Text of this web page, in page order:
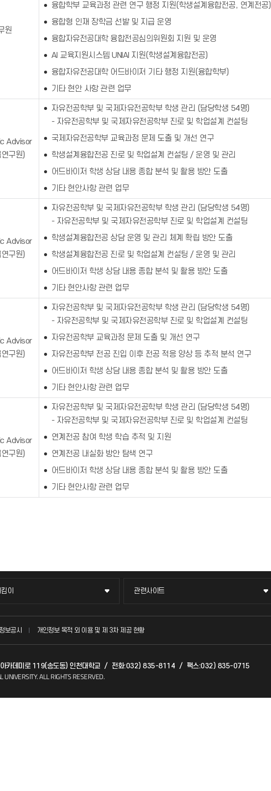
원
융합학부 교육과정 관련 연구 행정 지원(학생설계융합전공, 연계전공)
융합형 인재 장학금 선발 및 지급 운영
융합자유전공대학 융합전공심의위원회 지원 및 운영
AI 교육지원시스템 UNIAI 지원(학생설계융합전공)
융합자유전공대학 어드바이저 기타 행정 지원(융합학부)
기타 현안 사항 관련 업무
Advisor
구원)
자유전공학부 및 국제자유전공학부 학생 관리 (담당학생 54명)
- 자유전공학부 및 국제자유전공학부 진로 및 학업설계 컨설팅
국제자유전공학부 교육과정 문제 도출 및 개선 연구
학생설계융합전공 진로 및 학업설계 컨설팅 / 운영 및 관리
어드바이저 학생 상담 내용 종합 분석 및 활용 방안 도출
기타 현안사항 관련 업무
Advisor
구원)
자유전공학부 및 국제자유전공학부 학생 관리 (담당학생 54명)
- 자유전공학부 및 국제자유전공학부 진로 및 학업설계 컨설팅
학생설계융합전공 상담 운영 및 관리 체계 확립 방안 도출
학생설계융합전공 진로 및 학업설계 컨설팅 / 운영 및 관리
어드바이저 학생 상담 내용 종합 분석 및 활용 방안 도출
기타 현안사항 관련 업무
Advisor
구원)
자유전공학부 및 국제자유전공학부 학생 관리 (담당학생 54명)
- 자유전공학부 및 국제자유전공학부 진로 및 학업설계 컨설팅
자유전공학부 교육과정 문제 도출 및 개선 연구
자유전공학부 전공 진입 이후 전공 적응 양상 등 추적 분석 연구
어드바이저 학생 상담 내용 종합 분석 및 활용 방안 도출
기타 현안사항 관련 업무
Advisor
구원)
자유전공학부 및 국제자유전공학부 학생 관리 (담당학생 54명)
- 자유전공학부 및 국제자유전공학부 진로 및 학업설계 컨설팅
연계전공 참여 학생 학습 추적 및 지원
연계전공 내실화 방안 탐색 연구
어드바이저 학생 상담 내용 종합 분석 및 활용 방안 도출
기타 현안사항 관련 업무
이
이
질문(FAQ)
관련사이트
관련사이트
국방헬프콜
산학협력단
보공시 개인정보 목적 외 이용 및 제 3차 제공 현황
카데미로 119(송도동) 인천대학교 / 전화:032) 835-8114 / 팩스:032) 835-0715
UNIVERSITY.ALL RIGHTS RESERVED.